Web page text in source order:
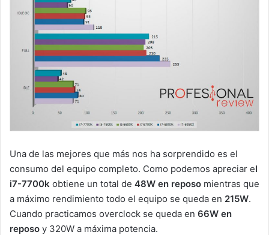
Una de las mejores que más nos ha sorprendido es el
consumo del equipo completo. Como podemos apreciar el
i7-7700k obtiene un total de 48W en reposo mientras que
a máximo rendimiento todo el equipo se queda en 215W.
Cuando practicamos overclock se queda en 66W en
reposo y 320W a máxima potencia.